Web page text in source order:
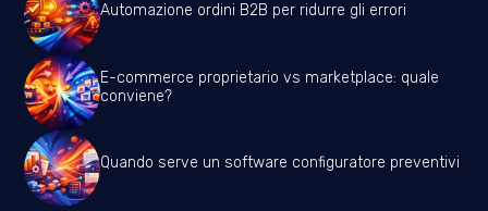
Automazione ordini B2B per ridurre gli errori
E-commerce proprietario vs marketplace: quale
conviene?
Quando serve un software configuratore preventivi